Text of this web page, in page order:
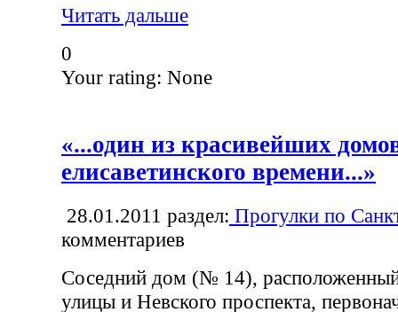
Читать дальше
0
Your rating: None
«...один из красивейших
елисаветинского времени...»
28.01.2011 раздел: Прогулки по
комментариев
Соседний дом (№ 14),
улицы и Невского проспекта,